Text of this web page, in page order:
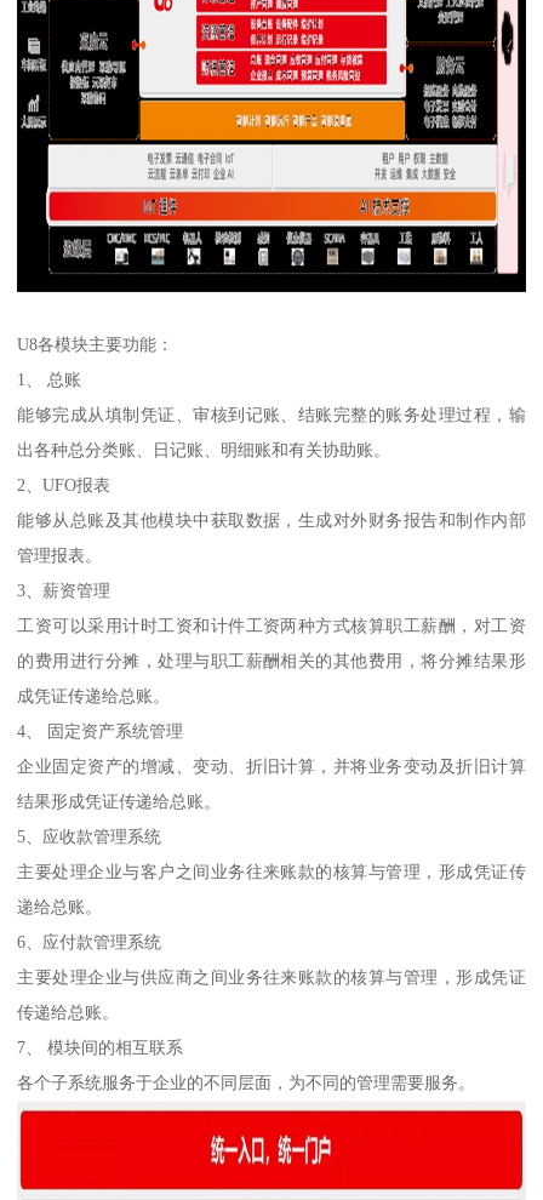
U8各模块主要功能：
1、 总账
能够完成从填制凭证、审核到记账、结账完整的账务处理过程，输
出各种总分类账、日记账、明细账和有关协助账。
2、UFO报表
能够从总账及其他模块中获取数据，生成对外财务报告和制作内部
管理报表。
3、薪资管理
工资可以采用计时工资和计件工资两种方式核算职工薪酬，对工资
的费用进行分摊，处理与职工薪酬相关的其他费用，将分摊结果形
成凭证传递给总账。
4、 固定资产系统管理
企业固定资产的增减、变动、折旧计算，并将业务变动及折旧计算
结果形成凭证传递给总账。
5、应收款管理系统
主要处理企业与客户之间业务往来账款的核算与管理，形成凭证传
递给总账。
6、应付款管理系统
主要处理企业与供应商之间业务往来账款的核算与管理，形成凭证
传递给总账。
7、 模块间的相互联系
各个子系统服务于企业的不同层面，为不同的管理需要服务。